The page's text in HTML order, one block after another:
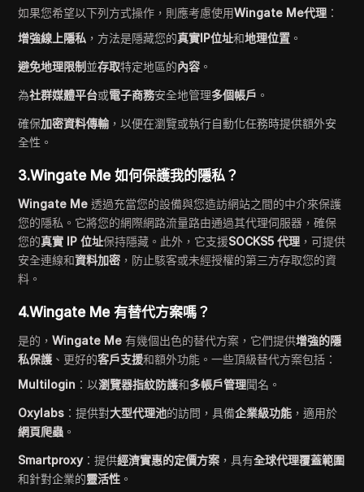
如果您希望以下列方式操作，則應考慮使用Wingate Me代理 ：
增強線上隱私 ，方法是隱藏您的真實IP位址和地理位置 。
避免地理限制 並存取特定地區的內容 。
為社群媒體平台或電子商務安全地管理多個帳戶 。
確保加密資料傳輸 ，以便在瀏覽或執行自動化任務時提供額外安
全性。
3.Wingate Me 如何保護我的隱私？
Wingate Me 透過充當您的設備與您造訪網站之間的中介來保護
您的隱私。它將您的網際網路流量路由通過其代理伺服器，確保
您的真實 IP 位址保持隱藏。此外，它支援SOCKS5 代理 ，可提供
安全連線和資料加密 ，防止駭客或未經授權的第三方存取您的資
料。
4.Wingate Me 有替代方案嗎？
是的，Wingate Me 有幾個出色的替代方案，它們提供增強的隱
私保護 、更好的客戶支援和額外功能。一些頂級替代方案包括：
Multilogin ：以瀏覽器指紋防護和多帳戶管理聞名。
Oxylabs ：提供對大型代理池的訪問，具備企業級功能 ，適用於
網頁爬蟲 。
Smartproxy：提供經濟實惠的定價方案 ，具有全球代理覆蓋範圍
和針對企業的靈活性 。